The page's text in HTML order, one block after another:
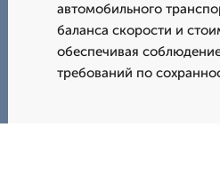
автомобильного
баланса скорости и
обеспечивая
требований по